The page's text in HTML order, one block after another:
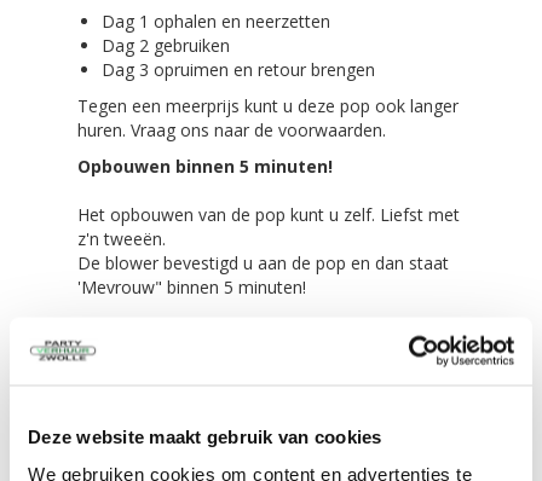
Deze website maakt gebruik van cookies
We gebruiken cookies om content en advertenties te
Dag 1 ophalen en neerzetten
Dag 2 gebruiken
Dag 3 opruimen en retour brengen
Tegen een meerprijs kunt u deze pop ook langer
huren. Vraag ons naar de voorwaarden.
Opbouwen binnen 5 minuten!
Het opbouwen van de pop kunt u zelf. Liefst met
z'n tweeën.
De blower bevestigd u aan de pop en dan staat
'Mevrouw" binnen 5 minuten!
Alles wordt meegeleverd!
4 grote haringen voor in de grond